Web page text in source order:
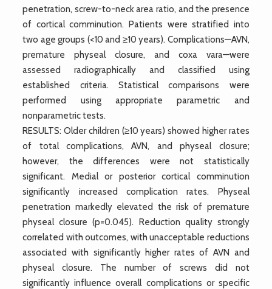
penetration, screw-to-neck area ratio, and the presence
of cortical comminution. Patients were stratified into
two age groups (<10 and ≥10 years). Complications—AVN,
premature physeal closure, and coxa vara—were
assessed radiographically and classified using
established criteria. Statistical comparisons were
performed using appropriate parametric and
nonparametric tests.
RESULTS: Older children (≥10 years) showed higher rates
of total complications, AVN, and physeal closure;
however, the differences were not statistically
significant. Medial or posterior cortical comminution
significantly increased complication rates. Physeal
penetration markedly elevated the risk of premature
physeal closure (p=0.045). Reduction quality strongly
correlated with outcomes, with unacceptable reductions
associated with significantly higher rates of AVN and
physeal closure. The number of screws did not
significantly influence overall complications or specific